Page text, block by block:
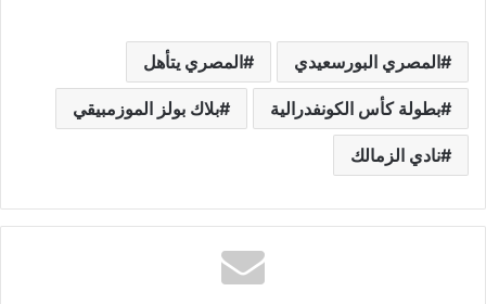
المصري البورسعيدي المصري يتأهل
بطولة كأس الكونفدرالية بلاك بولز الموزمبيقي
نادي الزمالك